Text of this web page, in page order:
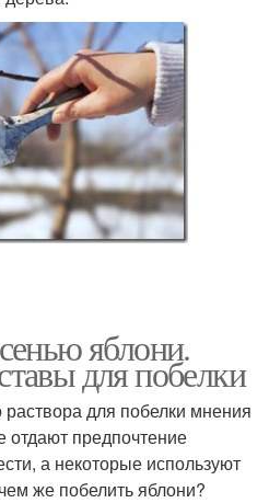
яблони.
для побелки
для побелки мнения
отдают предпочтение
а некоторые используют
же побелить яблони?